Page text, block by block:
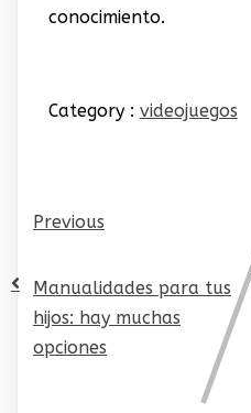
conocimiento.
Category : videojuegos
Previous
Manualidades para tus
hijos: hay muchas
opciones